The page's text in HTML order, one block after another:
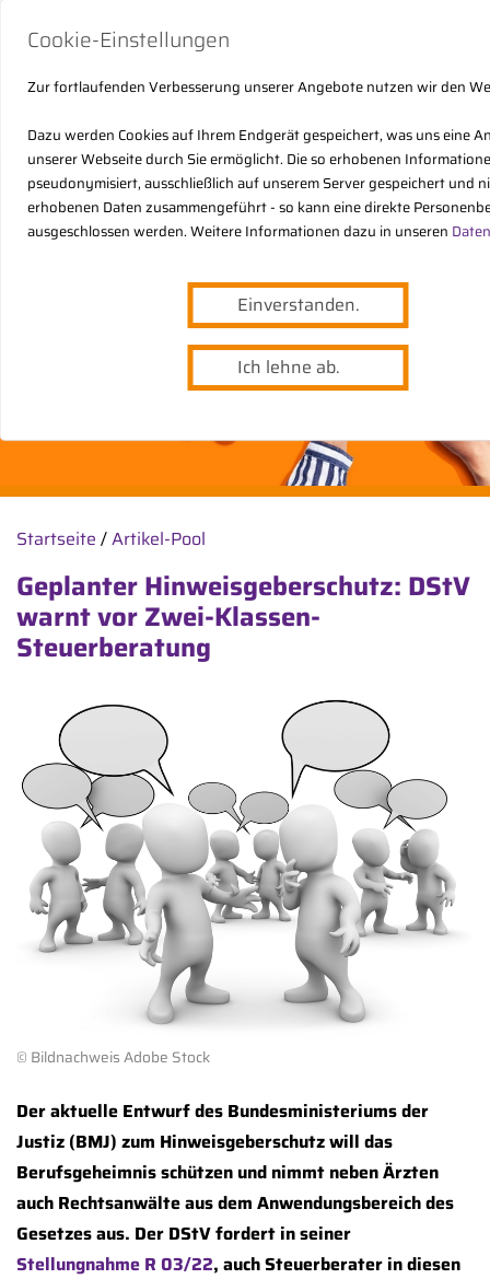
Cookie-Einstellungen
Zur fortlaufenden Verbesserung unserer Angebote nutzen wir den
Dazu werden Cookies auf Ihrem Endgerät gespeichert, was uns eine
unserer Webseite durch Sie ermöglicht. Die so erhobenen
pseudonymisiert, ausschließlich auf unserem Server gespeichert und
erhobenen Daten zusammengeführt - so kann eine direkte
ausgeschlossen werden. Weitere Informationen dazu in unseren
Einverstanden.
Ich lehne ab.
Startseite /Artikel-Pool
Geplanter Hinweisgeberschutz: DStV
warnt vor Zwei-Klassen-
Steuerberatung
© Bildnachweis Adobe Stock
Der aktuelle Entwurf des Bundesministeriums der
Justiz (BMJ) zum Hinweisgeberschutz will das
Berufsgeheimnis schützen und nimmt neben Ärzten
auch Rechtsanwälte aus dem Anwendungsbereich des
Gesetzes aus. Der DStV fordert in seiner
Stellungnahme R 03/22, auch Steuerberater in diesen